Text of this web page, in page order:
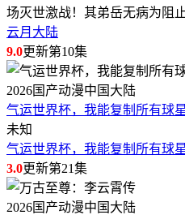
场灭世激战！其弟岳无病为阻
云月大陆
9.0更新第10集
2026国产动漫中国大陆
气运世界杯，我能复制所有球
未知
气运世界杯，我能复制所有球
3.0更新第21集
2026国产动漫中国大陆